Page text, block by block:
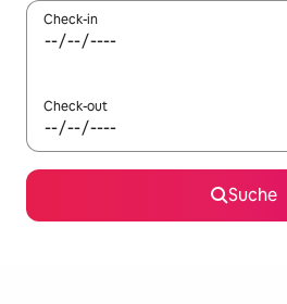
Check-in
Check-out
Suche